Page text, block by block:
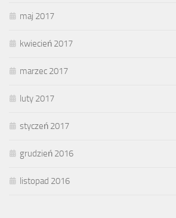
maj 2017
kwiecień 2017
marzec 2017
luty 2017
styczeń 2017
grudzień 2016
listopad 2016